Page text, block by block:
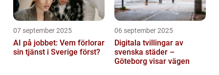
07 september 2025
AI på jobbet: Vem förlorar
sin tjänst i Sverige först?
06 september 2025
Digitala tvillingar av
svenska städer –
Göteborg visar vägen